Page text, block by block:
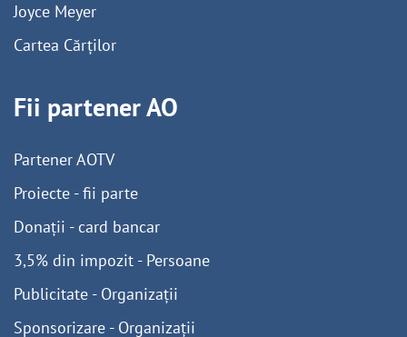
Joyce Meyer
Cartea Cărților
Fii partener AO
Partener AOTV
Proiecte - fii parte
Donații - card bancar
3,5% din impozit - Persoane
Publicitate - Organizații
Sponsorizare - Organizații